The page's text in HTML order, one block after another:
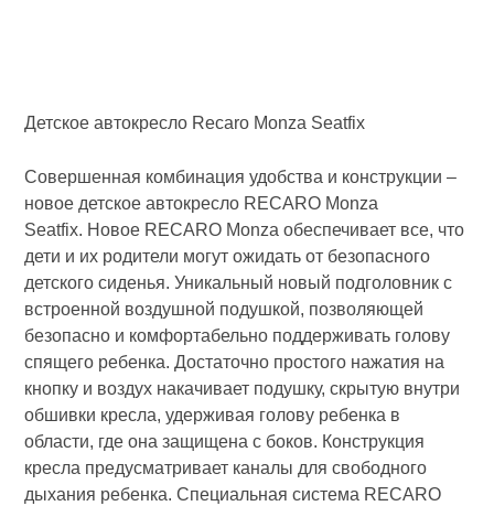
Детское автокресло Recaro Monza Seatfix
Совершенная комбинация удобства и конструкции –
новое детское автокресло RECARO Monza
Seatfix. Новое RECARO Monza обеспечивает все, что
дети и их родители могут ожидать от безопасного
детского сиденья. Уникальный новый подголовник с
встроенной воздушной подушкой, позволяющей
безопасно и комфортабельно поддерживать голову
спящего ребенка. Достаточно простого нажатия на
кнопку и воздух накачивает подушку, скрытую внутри
обшивки кресла, удерживая голову ребенка в
области, где она защищена с боков. Конструкция
кресла предусматривает каналы для свободного
дыхания ребенка. Специальная система RECARO